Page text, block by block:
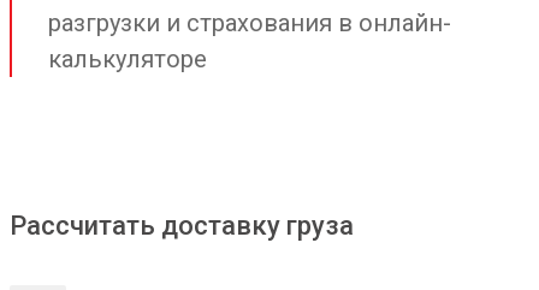
разгрузки и страхования в онлайн-
калькуляторе
Рассчитать доставку груза